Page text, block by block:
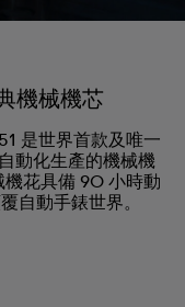
機械機芯
是世界首款及唯一
動化生產的機械機
花具備 90 小時動
自動手錶世界。